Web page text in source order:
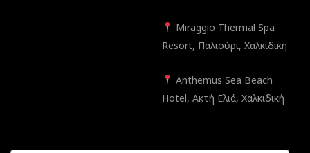
Miraggio Thermal Spa
Resort, Παλιούρι, Χαλκιδική
Anthemus Sea Beach
Hotel, Ακτή Ελιά, Χαλκιδική